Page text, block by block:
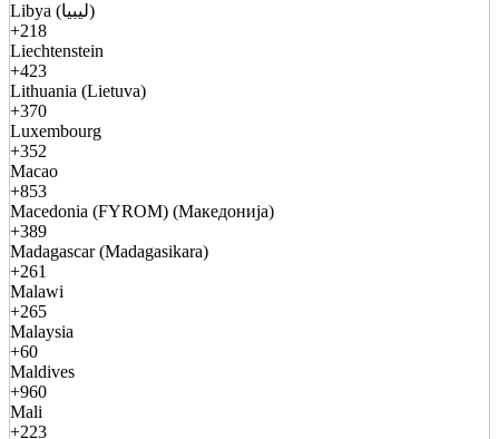
Libya (ليبيا)
+218
Liechtenstein
+423
Lithuania (Lietuva)
+370
Luxembourg
+352
Macao
+853
Macedonia (FYROM) (Македонија)
+389
Madagascar (Madagasikara)
+261
Malawi
+265
Malaysia
+60
Maldives
+960
Mali
+223